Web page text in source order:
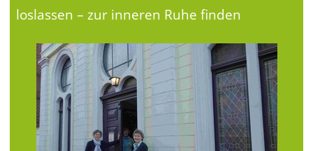
loslassen – zur inneren Ruhe finden